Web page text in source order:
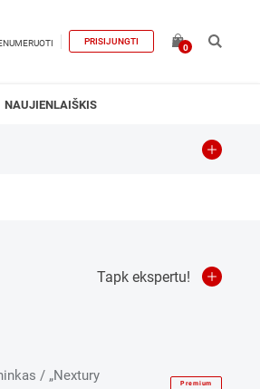
PRISIJUNGTI
0
NAUJIENLAIŠKIS
Tapk ekspertu!
/ „Nextury
Premium